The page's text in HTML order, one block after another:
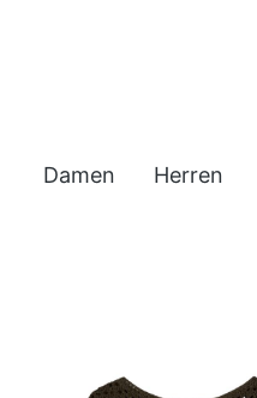
Damen Herren